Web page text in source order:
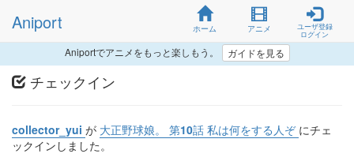
Aniport ホーム アニメ
ユーザ登録
ログイン
Aniportでアニメをもっと楽しもう。 ガイドを見る
チェックイン
collector_yui が 大正野球娘。 第10話 私は何をする人ぞ にチェ
ックインしました。